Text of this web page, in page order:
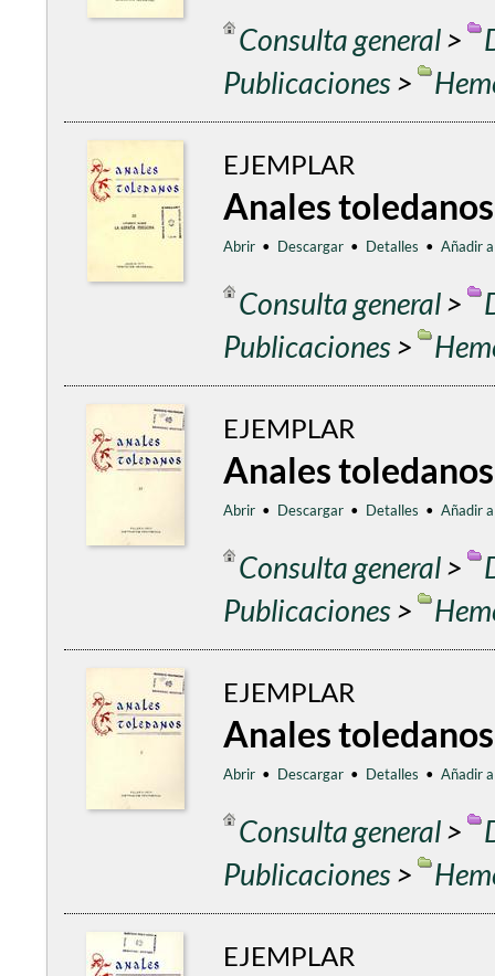
Consulta general>
Publicaciones>
EJEMPLAR
Anales toledanos
Abrir • Descargar • Detalles • Añadir
Consulta general>
Publicaciones>
EJEMPLAR
Anales toledanos
Abrir • Descargar • Detalles • Añadir
Consulta general>
Publicaciones>
EJEMPLAR
Anales toledanos
Abrir • Descargar • Detalles • Añadir
Consulta general>
Publicaciones>
EJEMPLAR